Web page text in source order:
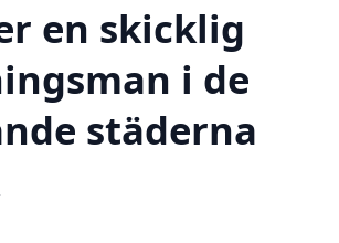
en skicklig
i de
städerna